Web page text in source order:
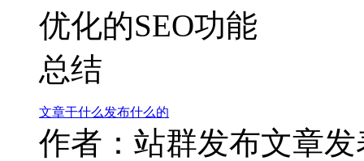
优化的SEO功能
总结
文章干什么发布什么的
作者：站群发布文章发